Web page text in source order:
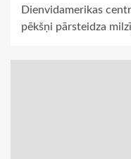
Dienvidamerikas
pēkšņi pārsteidza